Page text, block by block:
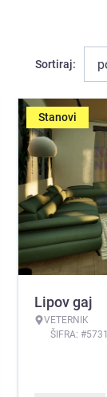
Sortiraj:
Stanovi
Lipov gaj
VETERNIK
ŠIFRA: